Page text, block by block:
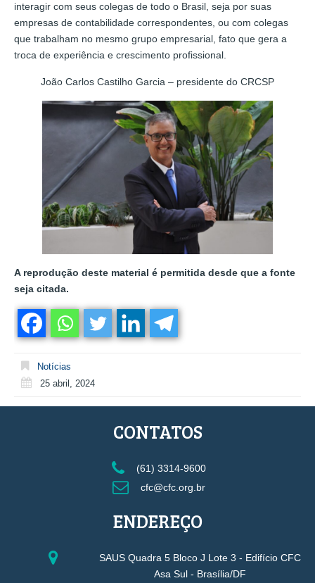
interagir com seus colegas de todo o Brasil, seja por suas
empresas de contabilidade correspondentes, ou com colegas
que trabalham no mesmo grupo empresarial, fato que gera a
troca de experiência e crescimento profissional.
João Carlos Castilho Garcia – presidente do CRCSP
A reprodução deste material é permitida desde que a fonte
seja citada.
Notícias
25 abril, 2024
CONTATOS
(61) 3314-9600
cfc@cfc.org.br
ENDEREÇO
SAUS Quadra 5 Bloco J Lote 3 - Edifício CFC
Asa Sul - Brasília/DF